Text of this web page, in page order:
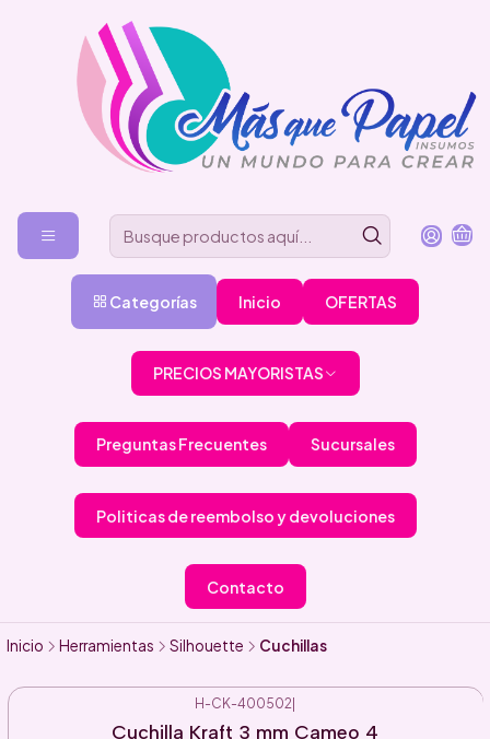
Categorías Inicio OFERTAS
PRECIOS MAYORISTAS
Preguntas Frecuentes Sucursales
Politicas de reembolso y devoluciones
Contacto
Inicio Herramientas Silhouette Cuchillas
H-CK-400502
Cuchilla Kraft 3 mm Cameo 4